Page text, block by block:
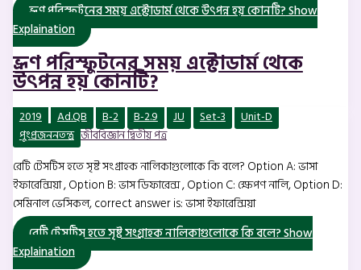
ভ্রূণ পরিস্ফুটনের সময় এক্টোডার্ম থেকে উৎপন্ন হয় কোনটি?Show
Explaination
ভ্রূণ পরিস্ফুটনের সময় এক্টোডার্ম থেকে
উৎপন্ন হয় কোনটি?
2019 Ad.QB B-2 B-2.9 JU Set-3
Unit-D
পুংপ্রজননতন্ত্র জীববিজ্ঞান দ্বিতীয় পত্র
রেটি টেসটিস হতে সৃষ্ট সংগ্রাহক নালিকাগুলোকে কি বলে? Option A: ভাসা
ইফারেন্সিয়া , Option B: ভাস ডিফারেন্স , Option C: ক্ষেপণ নালি, Option D:
সেমিনাল ভেসিকল, correct answer is: ভাসা ইফারেন্সিয়া
রেটি টেসটিস হতে সৃষ্ট সংগ্রাহক নালিকাগুলোকে কি বলে?Show
Explaination